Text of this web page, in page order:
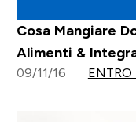
Cosa Mangiare
Alimenti &
09/11/16 ENTRO